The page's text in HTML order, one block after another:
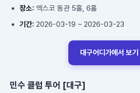
장소: 엑스코 동관 5홀, 6홀
기간: 2026-03-19 ~ 2026-03-23
대구어디가에서 보기
민수 클럽 투어 [대구]